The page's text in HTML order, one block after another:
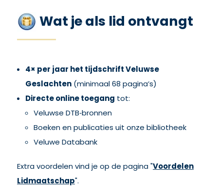
Wat je als lid ontvangt
4× per jaar het tijdschrift Veluwse
Geslachten (minimaal 68 pagina’s)
Directe online toegang tot:
Veluwse DTB‑bronnen
Boeken en publicaties uit onze bibliotheek
Veluwe Databank
Extra voordelen vind je op de pagina "Voordelen
Lidmaatschap".